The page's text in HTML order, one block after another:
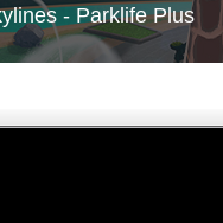
- Parklife Plus